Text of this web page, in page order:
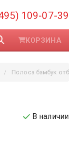
109-07-39
КОРЗИНА
Полоса бамбук отбеленный
В наличии